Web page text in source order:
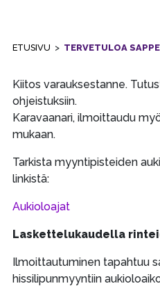
ETUSIVU > TERVETULOA
Kiitos varauksestanne.
ohjeistuksiin.
Karavaanari, ilmoittaudu
mukaan.
Tarkista myyntipisteiden
linkistä:
Aukioloajat
Laskettelukaudella
Ilmoittautuminen tapahtuu
hissilipunmyyntiin